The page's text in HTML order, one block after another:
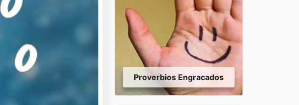
Proverbios Engracados